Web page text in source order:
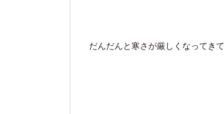
だんだんと寒さが厳しくなってき